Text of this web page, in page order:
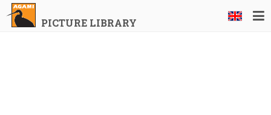
PICTURE LIBRARY